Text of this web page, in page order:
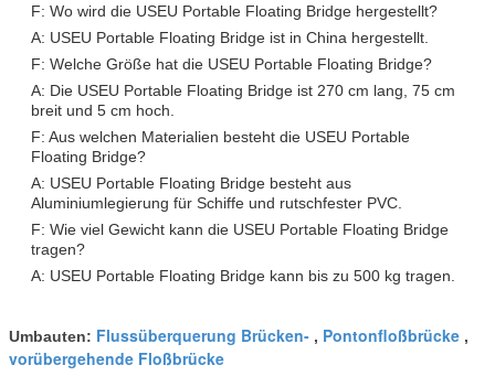
F: Wo wird die USEU Portable Floating Bridge hergestellt?
A: USEU Portable Floating Bridge ist in China hergestellt.
F: Welche Größe hat die USEU Portable Floating Bridge?
A: Die USEU Portable Floating Bridge ist 270 cm lang, 75 cm
breit und 5 cm hoch.
F: Aus welchen Materialien besteht die USEU Portable
Floating Bridge?
A: USEU Portable Floating Bridge besteht aus
Aluminiumlegierung für Schiffe und rutschfester PVC.
F: Wie viel Gewicht kann die USEU Portable Floating Bridge
tragen?
A: USEU Portable Floating Bridge kann bis zu 500 kg tragen.
Umbauten: Flussüberquerung Brücken- , Pontonfloßbrücke ,
vorübergehende Floßbrücke